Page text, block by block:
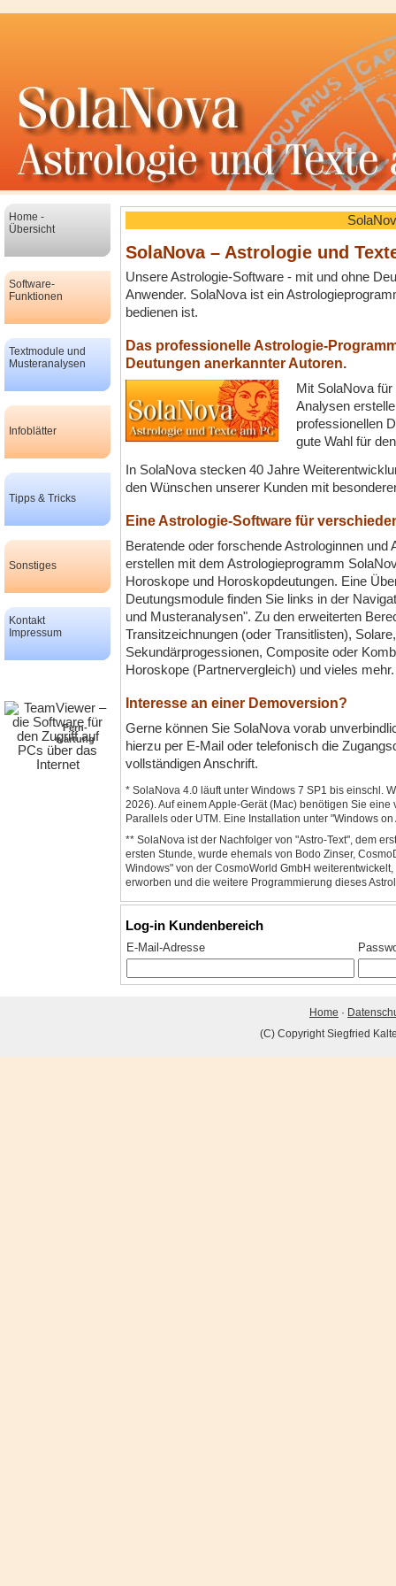
Home -
Übersicht
Software-
Funktionen
Textmodule und
Musteranalysen
Infoblätter
Tipps & Tricks
Sonstiges
Kontakt
Impressum
Fern-
wartung
SolaNova -
SolaNova – Astrologie und
Unsere Astrologie-Software - mit und ohne
Anwender. SolaNova ist ein
bedienen ist.
Das professionelle Astrologie-
Deutungen anerkannter Autoren.
Mit SolaNova
Analysen
professionellen
gute Wahl für
In SolaNova stecken 40 Jahre
den Wünschen unserer Kunden mit
Eine Astrologie-Software für
Beratende oder forschende Astrologinnen und
erstellen mit dem Astrologieprogramm
Horoskope und Horoskopdeutungen. Eine
Deutungsmodule finden Sie links in der
und Musteranalysen". Zu den erweiterten
Transitzeichnungen (oder Transitlisten),
Sekundärprogessionen, Composite oder
Horoskope (Partnervergleich) und vieles
Interesse an einer Demoversion?
Gerne können Sie SolaNova vorab
hierzu per E-Mail oder telefonisch die
vollständigen Anschrift.
* SolaNova 4.0 läuft unter Windows 7 SP1 bis einschl.
2026). Auf einem Apple-Gerät (Mac) benötigen Sie
Parallels oder UTM. Eine Installation unter "Windows
** SolaNova ist der Nachfolger von "Astro-Text", dem
ersten Stunde, wurde ehemals von Bodo Zinser,
Windows" von der CosmoWorld GmbH
erworben und die weitere Programmierung dieses
Log-in Kundenbereich
E-Mail-Adresse
Home ·
(C) Copyright Siegfried